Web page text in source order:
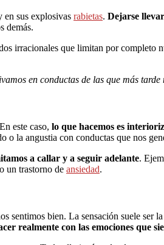
en sus explosivas rabietas. Dejarse
demás.
irracionales que limitan por
en conductas de las que más tarde
este caso, lo que hacemos es
o la angustia con conductas que nos
a callar y a seguir adelante.
un trastorno de ansiedad.
sentimos bien. La sensación suele
realmente con las emociones que